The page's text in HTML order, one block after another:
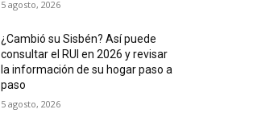
5 agosto, 2026
¿Cambió su Sisbén? Así puede
consultar el RUI en 2026 y revisar
la información de su hogar paso a
paso
5 agosto, 2026